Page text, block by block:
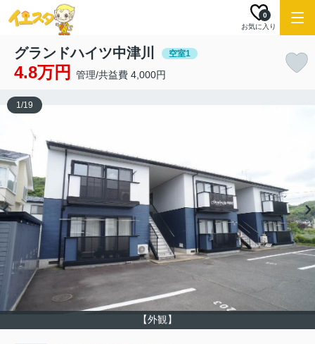
お気に入り
0
グランドハイツ中津川 空室1
4.8万円 管理/共益費 4,000円
【外観】
1/19